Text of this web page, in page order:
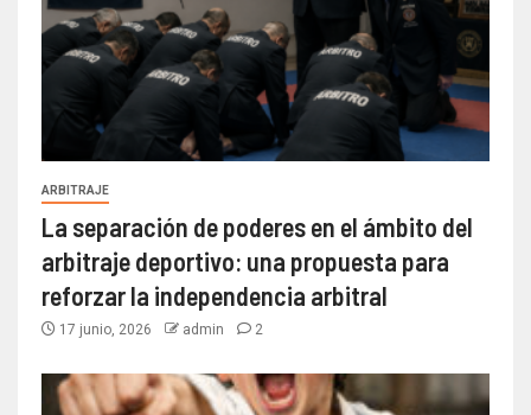
ARBITRAJE
La separación de poderes en el ámbito del
arbitraje deportivo: una propuesta para
reforzar la independencia arbitral
17 junio, 2026 admin 2